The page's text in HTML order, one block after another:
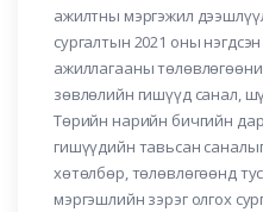
ажилтны мэргэжил
сургалтын 2021 оны
ажиллагааны
зөвлөлийн гишүүд санал,
Төрийн нарийн бичгийн
гишүүдийн тавьсан
хөтөлбөр, төлөвлөгөөнд
мэргэшлийн зэрэг олгох